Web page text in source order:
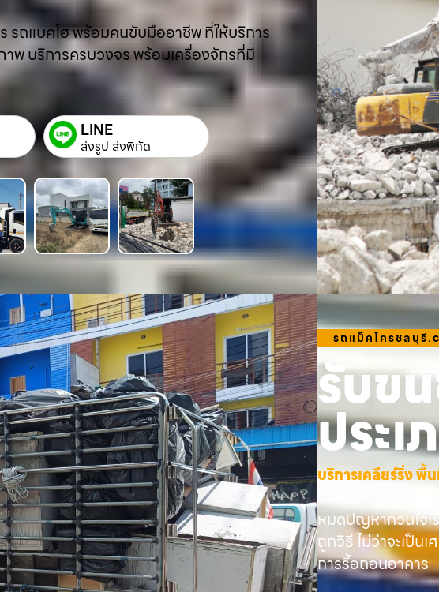
ร รถแบคโฮ พร้อมคนขับมืออาชีพ ที่ให้บริการ
พ บริการครบวงจร พร้อมเครื่องจักรที่มี
LINE
ส่งรูป ส่งพิกัด
รถแม็คโครชลบุรี
รับข
ประเ
บริการเคลียร์ริ่ง พื้
หมดปัญหากวนใจเ
ถูกวิธี ไม่ว่าจะเป็น
การรื้อถอนอาคาร